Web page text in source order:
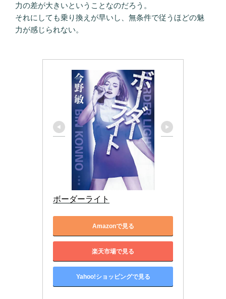
力の差が大きいということなのだろう。
それにしても乗り換えが早いし、無条件で従うほどの魅
力が感じられない。
ボーダーライト
Amazonで見る
楽天市場で見る
Yahoo!ショッピングで見る